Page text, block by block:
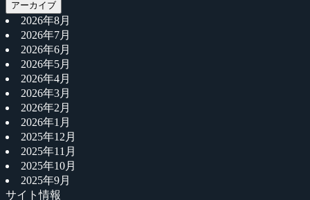
アーカイブ
2026年8月
2026年7月
2026年6月
2026年5月
2026年4月
2026年3月
2026年2月
2026年1月
2025年12月
2025年11月
2025年10月
2025年9月
サイト情報